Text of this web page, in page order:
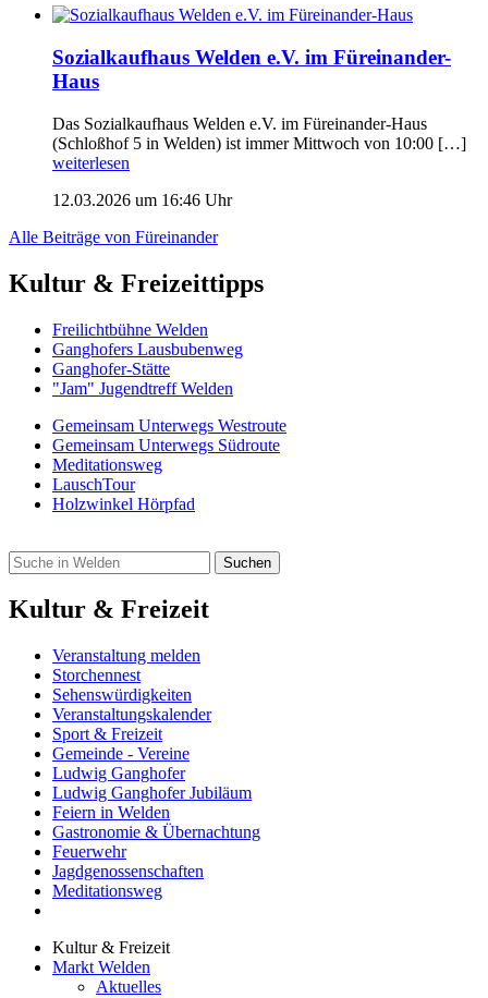
Sozialkaufhaus Welden e.V. im Füreinander-
Haus
Das Sozialkaufhaus Welden e.V. im Füreinander-Haus
(Schloßhof 5 in Welden) ist immer Mittwoch von 10:00 […]
weiterlesen
12.03.2026 um 16:46 Uhr
Alle Beiträge von Füreinander
Kultur & Freizeittipps
Freilicht­bühne Welden
Ganghofers Lausbubenweg
Ganghofer-Stätte
"Jam" Jugendtreff Welden
Gemeinsam Unterwegs Westroute
Gemeinsam Unterwegs Südroute
Meditationsweg
LauschTour
Holzwinkel Hörpfad
Kultur & Freizeit
Veranstaltung melden
Storchennest
Sehenswürdigkeiten
Veranstaltungskalender
Sport & Freizeit
Gemeinde - Vereine
Ludwig Ganghofer
Ludwig Ganghofer Jubiläum
Feiern in Welden
Gastronomie & Übernachtung
Feuerwehr
Jagdgenossenschaften
Meditationsweg
Kultur & Freizeit
Markt Welden
Aktuelles